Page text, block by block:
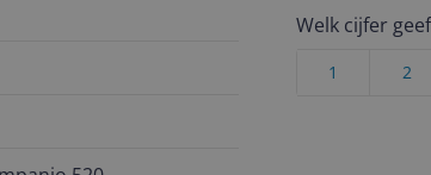
Welk cijfer
2
1